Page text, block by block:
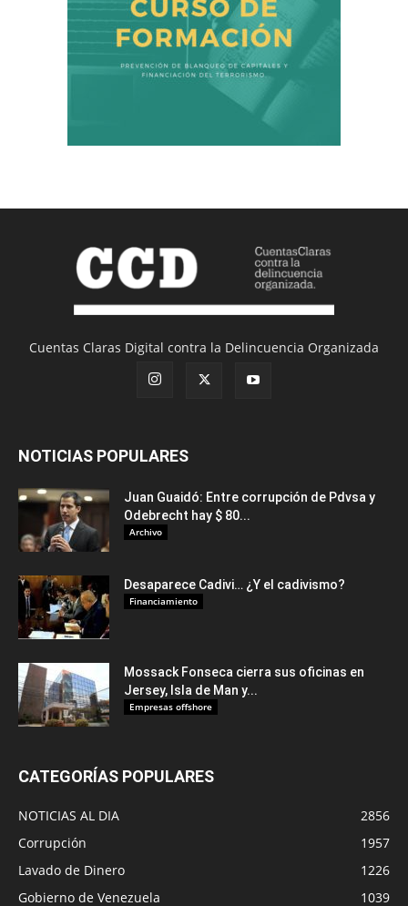
Cuentas Claras Digital contra la Delincuencia Organizada
NOTICIAS POPULARES
Juan Guaidó: Entre corrupción de Pdvsa y
Odebrecht hay $ 80...
Archivo
Desaparece Cadivi… ¿Y el cadivismo?
Financiamiento
Mossack Fonseca cierra sus oficinas en
Jersey, Isla de Man y...
Empresas offshore
CATEGORÍAS POPULARES
NOTICIAS AL DIA
2856
Corrupción
1957
Lavado de Dinero
1226
Gobierno de Venezuela
1039